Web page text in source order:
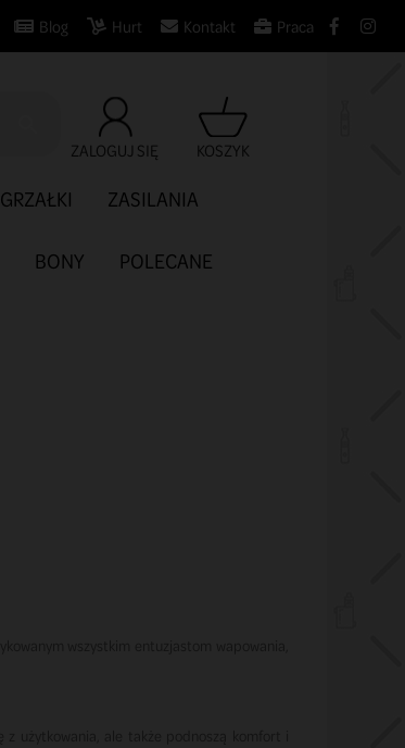
Blog Hurt Kontakt Praca
ZALOGUJ SIĘ KOSZYK
GRZAŁKI ZASILANIA
BONY POLECANE